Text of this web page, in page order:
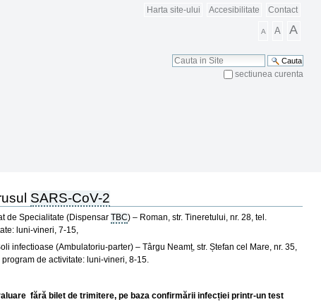
Harta site-ului Accesibilitate Contact
A A A
Cauta
sectiunea curenta
SARS-CoV-2
de Specialitate (Dispensar TBC) – Roman, str. Tineretului, nr. 28, tel.
luni-vineri, 7-15,
infectioase (Ambulatoriu-parter) – Târgu Neamț, str. Ștefan cel Mare, nr. 35,
de activitate: luni-vineri, 8-15.
fără bilet de trimitere, pe baza confirmării infecției printr-un test